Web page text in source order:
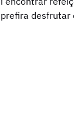
desfrutar